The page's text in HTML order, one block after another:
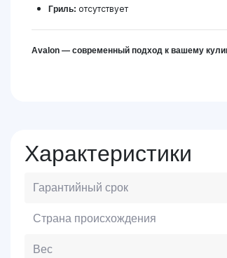
Гриль: отсутствует
Avalon — современный подход к вашему
Характеристики
Гарантийный срок
Страна происхождения
Вес